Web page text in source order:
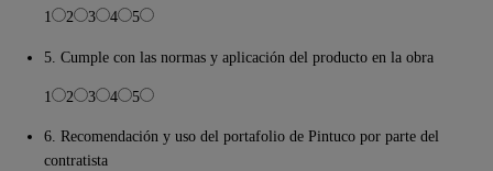
1 2 3 4 5
5. Cumple con las normas y aplicación del producto en la obra
1 2 3 4 5
6. Recomendación y uso del portafolio de Pintuco por parte del
contratista